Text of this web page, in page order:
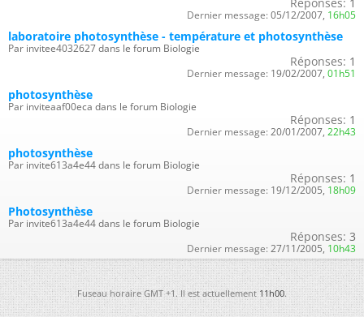
Dernier message: 05/12/2007, 16h05
laboratoire photosynthèse - température et photosynthèse
Par invitee4032627 dans le forum Biologie
Réponses: 1
Dernier message: 19/02/2007, 01h51
photosynthèse
Par inviteaaf00eca dans le forum Biologie
Réponses: 1
Dernier message: 20/01/2007, 22h43
photosynthèse
Par invite613a4e44 dans le forum Biologie
Réponses: 1
Dernier message: 19/12/2005, 18h09
Photosynthèse
Par invite613a4e44 dans le forum Biologie
Réponses: 3
Dernier message: 27/11/2005, 10h43
Fuseau horaire GMT +1. Il est actuellement11h00.